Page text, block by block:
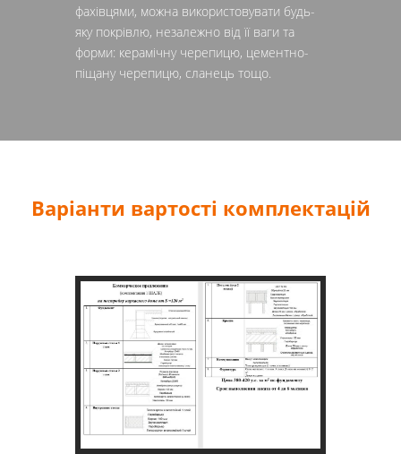
фахівцями, можна використовувати будь-
яку покрівлю, незалежно від її ваги та
форми: керамічну черепицю, цементно-
піщану черепицю, сланець тощо.
Варіанти вартості комплектацій